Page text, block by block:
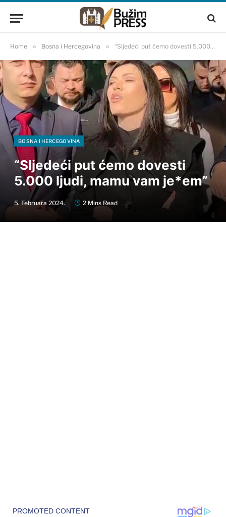
Home » Bosna i Hercegovina » “Sljedeći put ćemo dovesti 5.000 ljudi, mamu vam je*em”
BOSNA I HERCEGOVINA
“Sljedeći put ćemo dovesti
5.000 ljudi, mamu vam je*em”
5. Februara 2024. 2 Mins Read